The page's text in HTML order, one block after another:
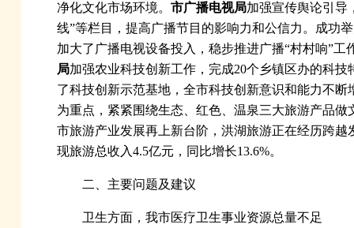
净化文化市场环境。 市广播电视局加强宣传舆论引导
线”等栏目，提高广播节目的影响力和公信力。成功
加大了广播电视设备投入，稳步推进广播“村村响”
局加强农业科技创新工作，完成20个乡镇区办的科
了科技创新示范基地，全市科技创新意识和能力不
为重点，紧紧围绕生态、红色、温泉三大旅游产品
市旅游产业发展再上新台阶，洪湖旅游正在经历跨
现旅游总收入4.5亿元，同比增长13.6%。
二、主要问题及建议
卫生方面，我市医疗卫生事业资源总量不足